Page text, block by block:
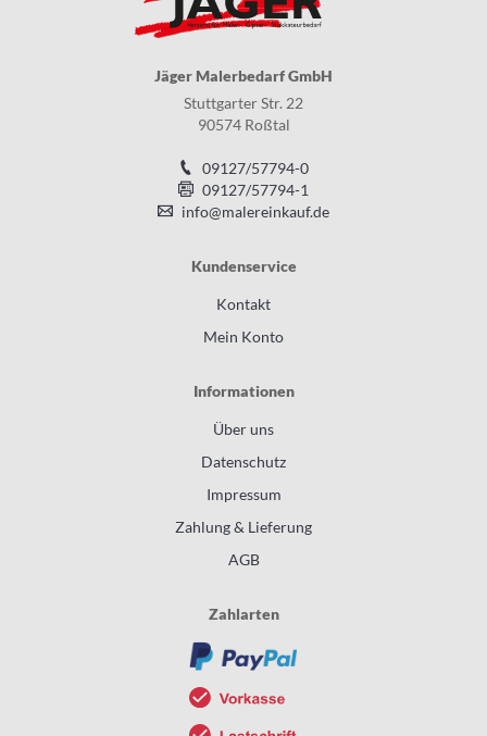
Jäger Malerbedarf GmbH
Stuttgarter Str. 22
90574 Roßtal
09127/57794-0
09127/57794-1
info@malereinkauf.de
Kundenservice
Kontakt
Mein Konto
Informationen
Über uns
Datenschutz
Impressum
Zahlung & Lieferung
AGB
Zahlarten